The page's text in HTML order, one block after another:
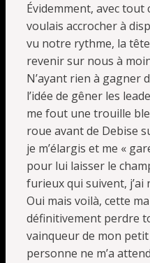
Évidemment, avec
voulais accrocher à
vu notre rythme, la
revenir sur nous à
N’ayant rien à gagner
l’idée de gêner les
me fout une trouille
roue avant de Debise
je m’élargis et me «
pour lui laisser le
furieux qui suivent, j’ai
Oui mais voilà, cette
définitivement perdre
vainqueur de mon
personne ne m’a